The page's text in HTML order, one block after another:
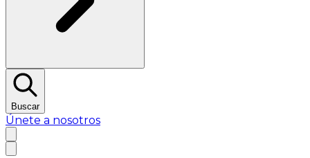
Buscar
Únete a nosotros